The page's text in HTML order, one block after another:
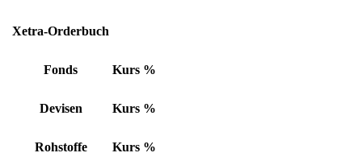
Xetra-Orderbuch
Fonds Kurs %
Devisen Kurs %
Rohstoffe Kurs %